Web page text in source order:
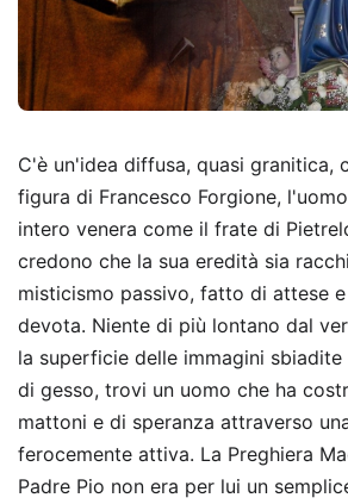
C'è un'idea diffusa, quasi granitica,
figura di Francesco Forgione,
intero venera come il frate di
credono che la sua eredità sia
misticismo passivo, fatto di attese
devota. Niente di più lontano dal
la superficie delle immagini
di gesso, trovi un uomo che ha
mattoni e di speranza attraverso
ferocemente attiva. La Preghiera
Padre Pio non era per lui un